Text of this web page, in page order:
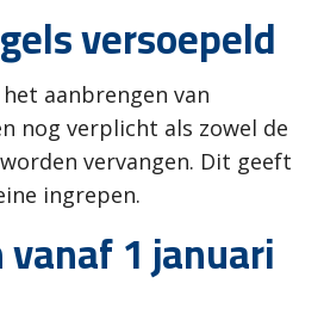
versoepeld
aanbrengen van
nog verplicht als zowel de
vervangen. Dit geeft
ingrepen.
1 januari